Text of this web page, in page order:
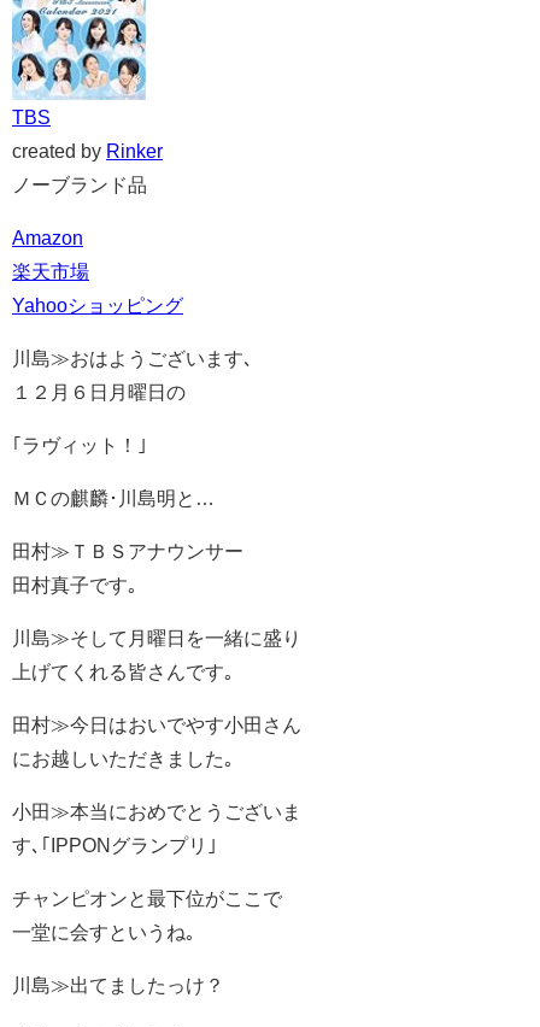
TBS
created by Rinker
ノーブランド品
Amazon
楽天市場
Yahooショッピング
川島≫おはようございます､
１２月６日月曜日の
｢ラヴィット！｣
ＭＣの麒麟･川島明と…
田村≫ＴＢＳアナウンサー
田村真子です｡
川島≫そして月曜日を一緒に盛り
上げてくれる皆さんです｡
田村≫今日はおいでやす小田さん
にお越しいただきました｡
小田≫本当におめでとうございま
す､｢IPPONグランプリ｣
チャンピオンと最下位がここで
一堂に会すというね｡
川島≫出てましたっけ？